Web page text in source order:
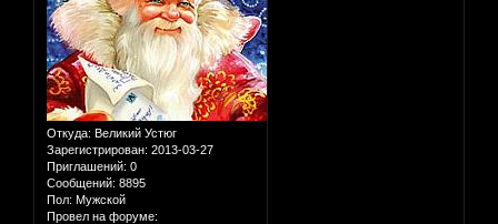
Откуда: Великий Устюг
Зарегистрирован: 2013-03-27
Приглашений: 0
Сообщений: 8895
Пол: Мужской
Провел на форуме: